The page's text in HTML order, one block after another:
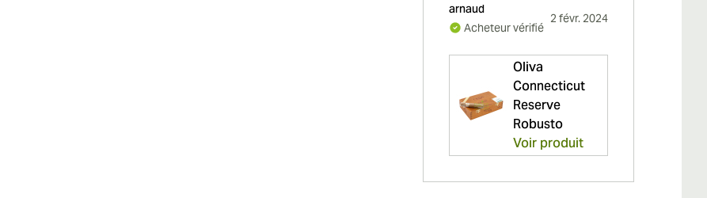
arnaud
Acheteur vérifié
2 févr. 2024
Oliva
Connecticut
Reserve
Robusto
Voir produit